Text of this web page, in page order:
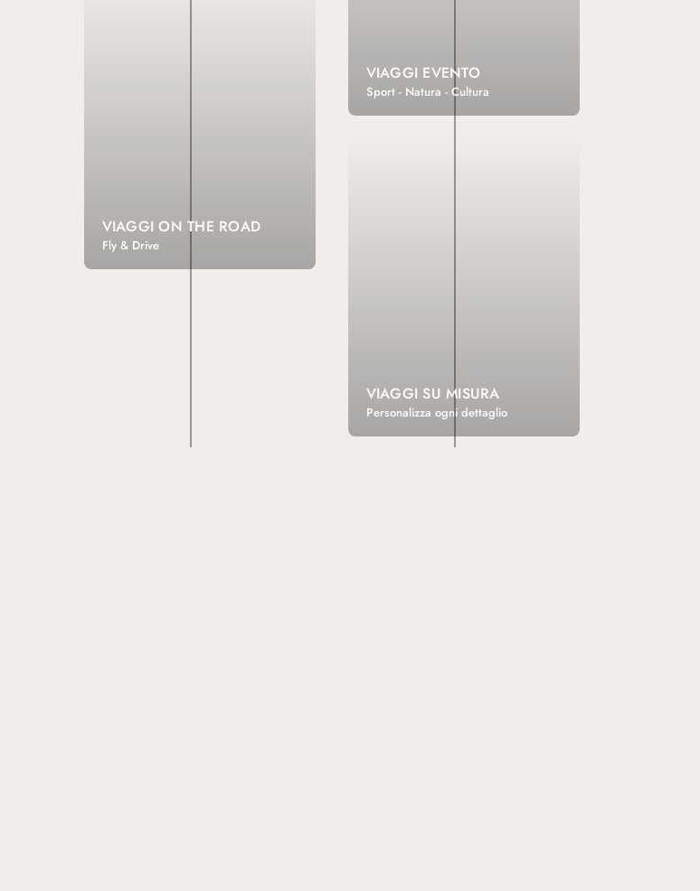
VIAGGI ON THE ROAD
Fly & Drive
VIAGGI EVENTO
Sport - Natura - Cultura
VIAGGI SU MISURA
Personalizza ogni dettaglio